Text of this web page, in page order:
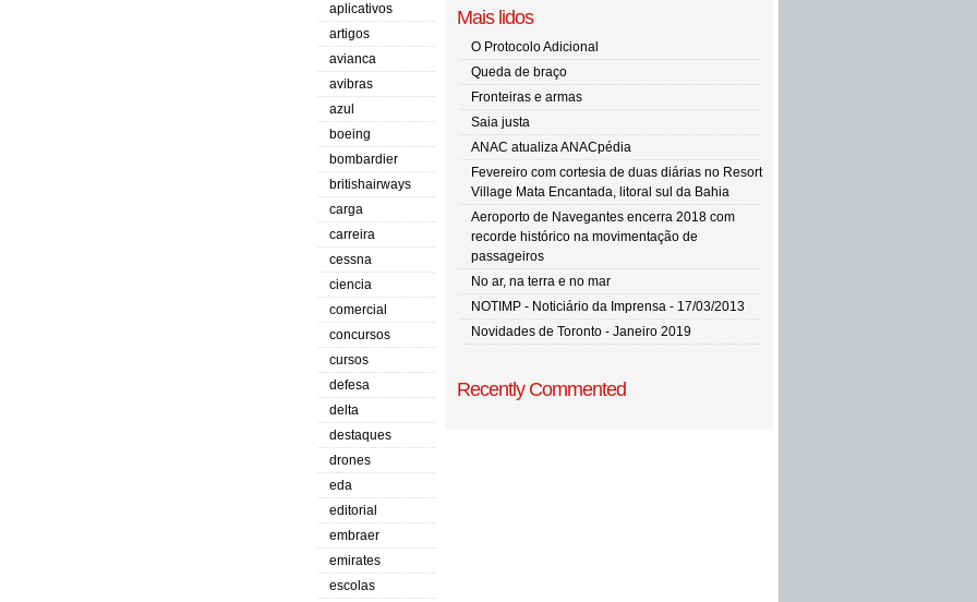
aplicativos
artigos
avianca
avibras
azul
boeing
bombardier
britishairways
carga
carreira
cessna
ciencia
comercial
concursos
cursos
defesa
delta
destaques
drones
eda
editorial
embraer
emirates
escolas
Mais lidos
O Protocolo Adicional
Queda de braço
Fronteiras e armas
Saia justa
ANAC atualiza ANACpédia
Fevereiro com cortesia de duas diárias no Resort
Village Mata Encantada, litoral sul da Bahia
Aeroporto de Navegantes encerra 2018 com
recorde histórico na movimentação de
passageiros
No ar, na terra e no mar
NOTIMP - Noticiário da Imprensa - 17/03/2013
Novidades de Toronto - Janeiro 2019
Recently Commented